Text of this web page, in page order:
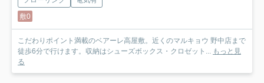
敷0
こだわりポイント満載のベアーレ高屋敷。近くのマルキョウ 野中店まで
徒歩6分で行けます。収納はシューズボックス・クロゼット...
もっと見
る